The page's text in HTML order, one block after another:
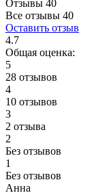
Отзывы 40
Все отзывы 40
Оставить отзыв
4.7
Общая оценка:
5
28 отзывов
4
10 отзывов
3
2 отзыва
2
Без отзывов
1
Без отзывов
Анна